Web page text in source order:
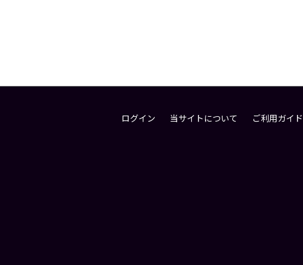
ログイン 当サイトについて ご利用ガイド